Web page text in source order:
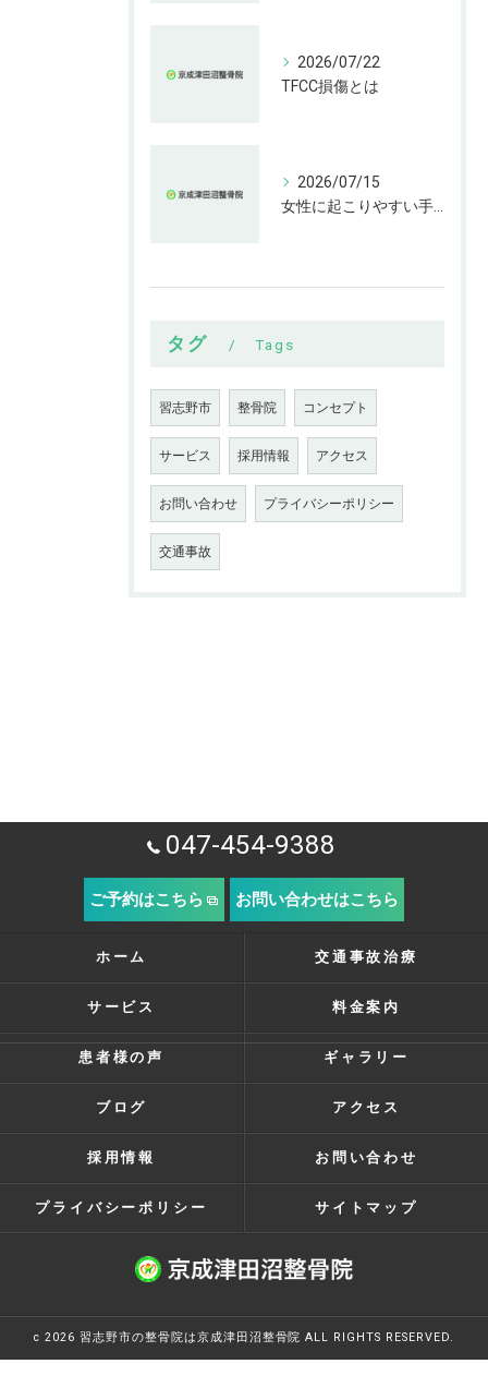
2026/07/22
TFCC損傷とは
2026/07/15
タグ Tags
習志野市 整骨院 コンセプト
サービス 採用情報 アクセス
お問い合わせ プライバシーポリシー
交通事故
047-454-9388
ご予約はこちら お問い合わせはこちら
ホーム 交通事故治療
サービス 料金案内
患者様の声 ギャラリー
ブログ アクセス
採用情報 お問い合わせ
プライバシーポリシー サイトマップ
c 2026 習志野市の整骨院は京成津田沼整骨院 ALL RIGHTS RESERVED.